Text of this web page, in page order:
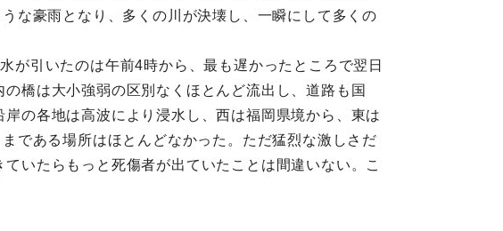
な豪雨となり、多くの川が決壊し、一瞬にして多くの
が引いたのは午前4時から、最も遅かったところで翌日
橋は大小強弱の区別なくほとんど流出し、道路も国
の各地は高波により浸水し、西は福岡県境から、東は
である場所はほとんどなかった。ただ猛烈な激しさだ
いたらもっと死傷者が出ていたことは間違いない。こ